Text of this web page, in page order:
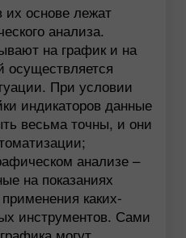
их основе лежат
анализа.
на график и на
осуществляется
При условии
индикаторов данные
весьма точны, и они
анализе –
на показаниях
каких-
инструментов. Сами